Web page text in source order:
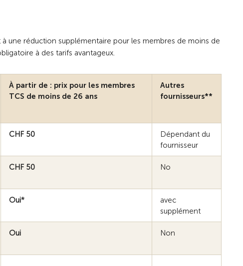
une réduction supplémentaire pour les membres de moins de
à des tarifs avantageux.
À partir de : prix pour les membres
TCS de moins de 26 ans
Autres
fournisseurs**
CHF 50
Dépendant du
fournisseur
CHF 50 No
Oui*
avec
supplément
Oui Non